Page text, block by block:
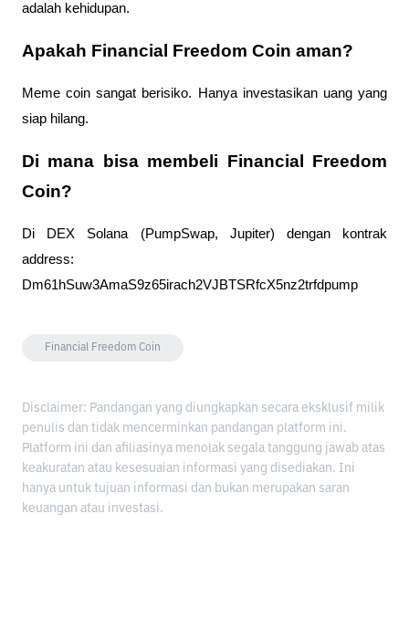
adalah kehidupan.
Apakah Financial Freedom Coin aman?
Meme coin sangat berisiko. Hanya investasikan uang yang
siap hilang.
Di mana bisa membeli Financial Freedom
Coin?
Di DEX Solana (PumpSwap, Jupiter) dengan kontrak
address:
Dm61hSuw3AmaS9z65irach2VJBTSRfcX5nz2trfdpump
Financial Freedom Coin
Disclaimer: Pandangan yang diungkapkan secara eksklusif milik
penulis dan tidak mencerminkan pandangan platform ini.
Platform ini dan afiliasinya menolak segala tanggung jawab atas
keakuratan atau kesesuaian informasi yang disediakan. Ini
hanya untuk tujuan informasi dan bukan merupakan saran
keuangan atau investasi.